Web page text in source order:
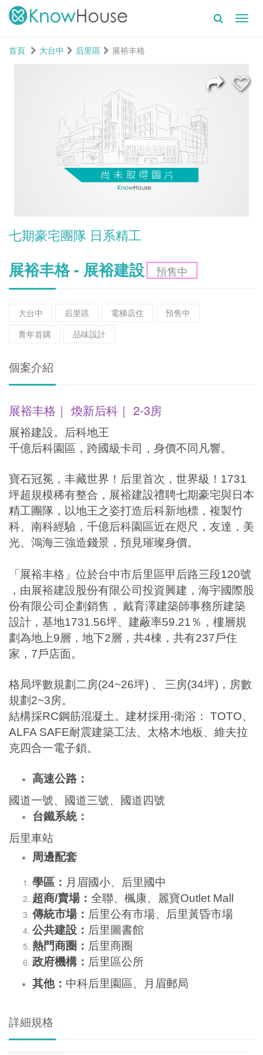
首頁
大台中 后里區 展裕丰格
七期豪宅團隊 日系精工
展裕丰格 - 展裕建設 預售中
大台中 后里區 電梯店住
預售中
青年首購
品味設計
個案介紹
展裕丰格｜ 煥新后科｜ 2-3房
展裕建設。后科地王
千億后科園區，跨國級卡司，身價不同凡響。
寶石冠冕，丰藏世界！后里首次，世界級！ 1731
坪超規模稀有整合，展裕建設禮聘七期豪宅與日本
精工團隊，以地王之姿打造后科新地標，複製竹
科、南科經驗，千億后科園區近在咫尺，友達，美
光、鴻海三強造錢景，預見璀璨身價。
「展裕丰格」位於台中市后里區甲后路三段120號
，由展裕建設股份有限公司投資興建，海宇國際股
份有限公司企劃銷售， 戴育澤建築師事務所建築
設計，基地1731.56坪、建蔽率59.21％，樓層規
劃為地上9層，地下2層，共4棟，共有237戶住
家， 7戶店面。
格局坪數規劃二房(24~26坪) 、 三房(34坪) ，房數
規劃 2~3房。
結構採RC鋼筋混凝土。建材採用-衛浴： TOTO、
ALFA SAFE耐震建築工法、太格木地板、維夫拉
克四合一電子鎖。
高速公路：
國道一號、國道三號、國道四號
台鐵系統：
后里車站
周邊配套
學區： 月眉國小、后里國中
超商/賣場： 全聯、楓康、麗寶Outlet Mall
傳統市場： 后里公有市場、后里黃昏市場
公共建設： 后里圖書館
熱門商圈： 后里商圈
政府機構： 后里區公所
其他： 中科后里園區、月眉郵局
詳細規格